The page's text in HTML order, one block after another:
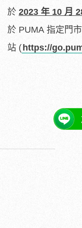
於 2023 年 10 月
於 PUMA 指定門
站 ( https://